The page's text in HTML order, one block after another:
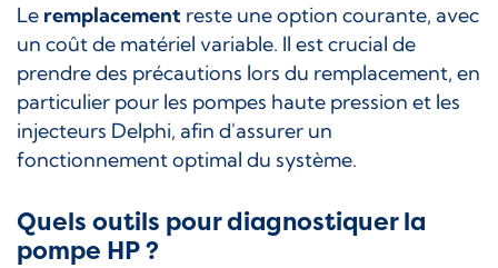
Le remplacement reste une option courante, avec
un coût de matériel variable. Il est crucial de
prendre des précautions lors du remplacement, en
particulier pour les pompes haute pression et les
injecteurs Delphi, afin d'assurer un
fonctionnement optimal du système.
Quels outils pour diagnostiquer la
pompe HP ?